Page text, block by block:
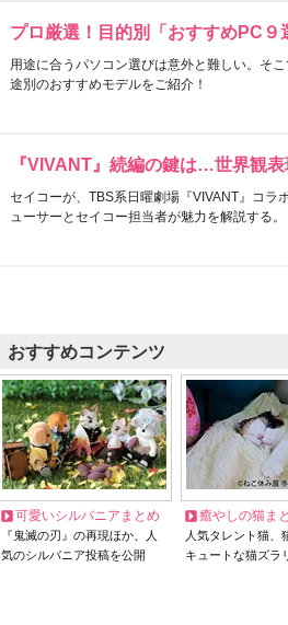
プロ厳選！目的別「おすすめPC９
用途に合うパソコン選びは意外と難しい。そ
途別のおすすめモデルをご紹介！
『VIVANT』続編の鍵は…世界観
セイコーが、TBS系日曜劇場『VIVANT』コラ
ューサーとセイコー担当者が魅力を解説する。
おすすめコンテンツ
可愛いシルバニアまとめ
『鬼滅の刃』の再現ほか、人
気のシルバニア投稿を公開
癒やしの猫ま
人気タレント猫
キュートな猫ズラ